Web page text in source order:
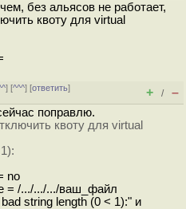
без альясов не работает,
квоту для virtual
] [^^^] [ответить]
+ / –
поправлю.
квоту для virtual
no
= /.../.../.../ваш_файл
string length (0 < 1):" и